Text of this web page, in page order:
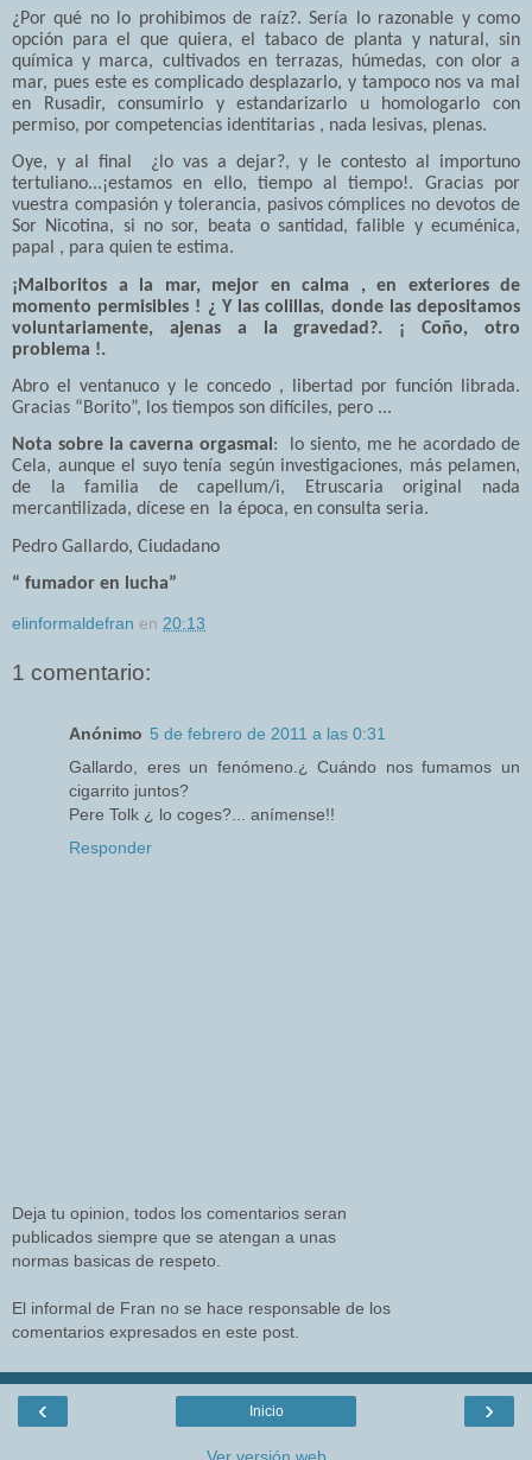
¿Por qué no lo prohibimos de raíz?. Sería lo razonable y como
opción para el que quiera, el tabaco de planta y natural, sin
química y marca, cultivados en terrazas, húmedas, con olor a
mar, pues este es complicado desplazarlo, y tampoco nos va mal
en Rusadir, consumirlo y estandarizarlo u homologarlo con
permiso, por competencias identitarias , nada lesivas, plenas.
Oye, y al final ¿lo vas a dejar?, y le contesto al importuno
tertuliano...¡estamos en ello, tiempo al tiempo!. Gracias por
vuestra compasión y tolerancia, pasivos cómplices no devotos de
Sor Nicotina, si no sor, beata o santidad, falible y ecuménica,
papal , para quien te estima.
¡Malboritos a la mar, mejor en calma , en exteriores de
momento permisibles ! ¿ Y las colillas, donde las depositamos
voluntariamente, ajenas a la gravedad?. ¡ Coño, otro
problema !.
Abro el ventanuco y le concedo , libertad por función librada.
Gracias “Borito”, los tiempos son difíciles, pero ...
Nota sobre la caverna orgasmal: lo siento, me he acordado de
Cela, aunque el suyo tenía según investigaciones, más pelamen,
de la familia de capellum/i, Etruscaria original nada
mercantilizada, dícese en la época, en consulta seria.
Pedro Gallardo, Ciudadano
“ fumador en lucha”
elinformaldefran en 20:13
1 comentario:
Anónimo 5 de febrero de 2011 a las 0:31
Gallardo, eres un fenómeno.¿ Cuándo nos fumamos un
cigarrito juntos?
Pere Tolk ¿ lo coges?... anímense!!
Responder
Deja tu opinion, todos los comentarios seran
publicados siempre que se atengan a unas
normas basicas de respeto.
El informal de Fran no se hace responsable de los
comentarios expresados en este post.
‹ ›
Inicio